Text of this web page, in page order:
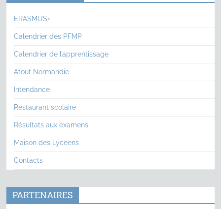
ERASMUS+
Calendrier des PFMP
Calendrier de l’apprentissage
Atout Normandie
Intendance
Restaurant scolaire
Résultats aux examens
Maison des Lycéens
Contacts
PARTENAIRES